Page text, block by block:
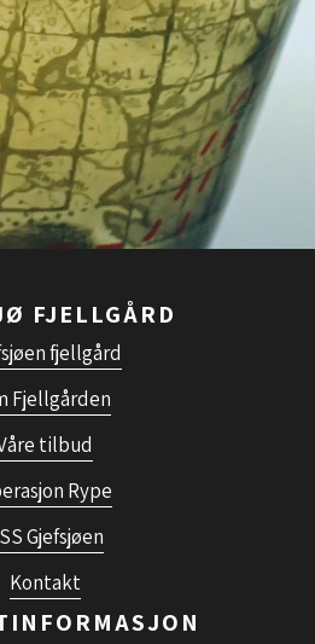
FJELLGÅRD
fjellgård
Fjellgården
tilbud
Rype
Gjefsjøen
Kontakt